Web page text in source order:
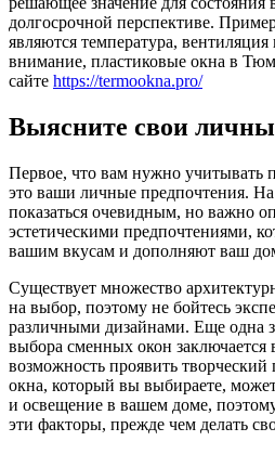
долгосрочной перспективе.
являются температура,
внимание, пластиковые окна в
сайте https://termookna.pro/
Выясните свои
Первое, что вам нужно учитывать
это ваши личные предпочтения.
показаться очевидным, но важно
эстетическими предпочтениями,
вашим вкусам и дополняют ваш
Существует множество
на выбор, поэтому не бойтесь
различными дизайнами. Еще одна
выбора сменных окон заключается
возможность проявить
окна, который вы выбираете,
и освещение в вашем доме,
эти факторы, прежде чем делать